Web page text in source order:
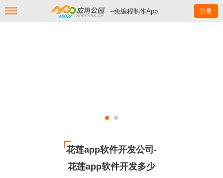
--免编程制作App 注册
花莲app软件开发公司-
花莲app软件开发多少